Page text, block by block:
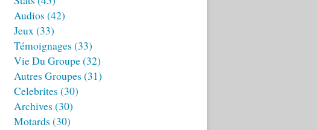
Audios (42)
Jeux(33)
Témoignages (33)
Vie Du Groupe(32)
Autres Groupes (31)
Celebrites (30)
Archives (30)
Motards (30)